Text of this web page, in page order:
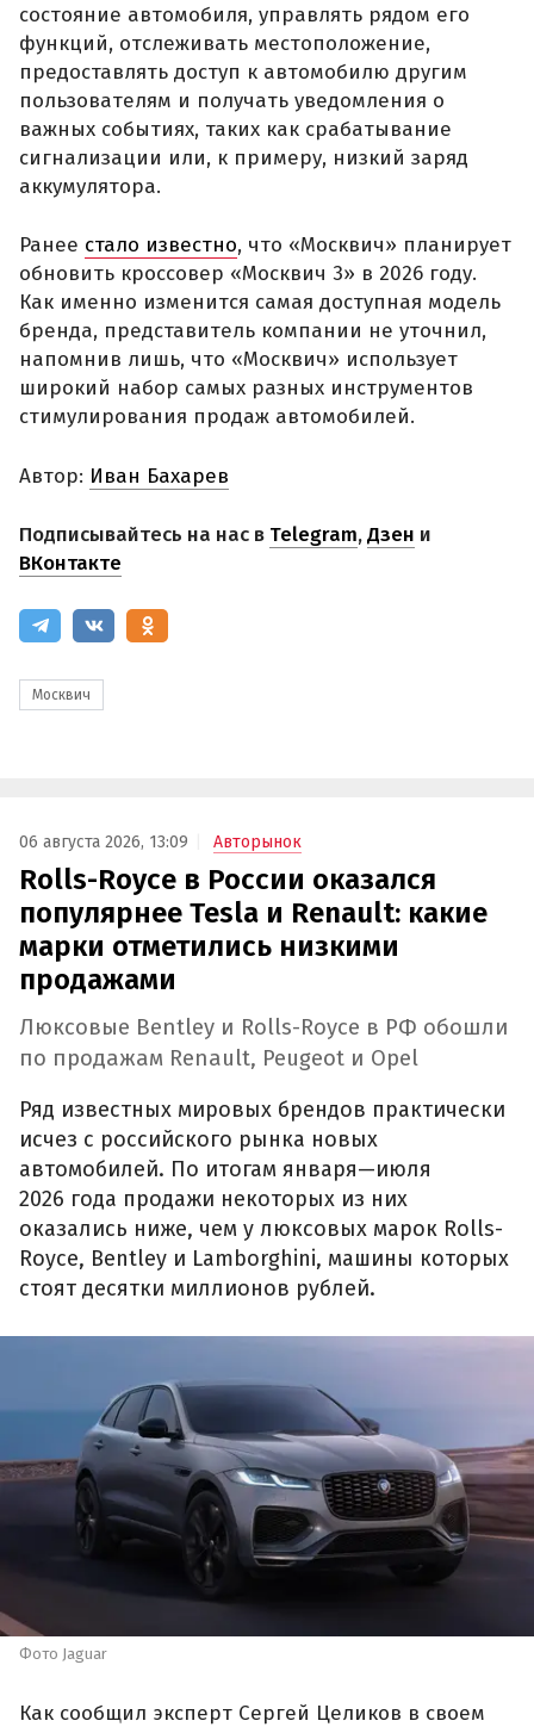
состояние автомобиля, управлять рядом его
функций, отслеживать местоположение,
предоставлять доступ к автомобилю другим
пользователям и получать уведомления о
важных событиях, таких как срабатывание
сигнализации или, к примеру, низкий заряд
аккумулятора.
Ранее стало известно, что «Москвич» планирует
обновить кроссовер «Москвич 3» в 2026 году.
Как именно изменится самая доступная модель
бренда, представитель компании не уточнил,
напомнив лишь, что «Москвич» использует
широкий набор самых разных инструментов
стимулирования продаж автомобилей.
Автор: Иван Бахарев
Подписывайтесь на нас в Telegram,Дзен и
ВКонтакте
Москвич
06 августа 2026, 13:09 Авторынок
Rolls-Royce в России оказался
популярнее Tesla и Renault: какие
марки отметились низкими
продажами
Люксовые Bentley и Rolls-Royce в РФ обошли
по продажам Renault, Peugeot и Opel
Ряд известных мировых брендов практически
исчез с российского рынка новых
автомобилей. По итогам января—июля
2026 года продажи некоторых из них
оказались ниже, чем у люксовых марок Rolls-
Royce, Bentley и Lamborghini, машины которых
стоят десятки миллионов рублей.
Фото Jaguar
Как сообщил эксперт Сергей Целиков в своем